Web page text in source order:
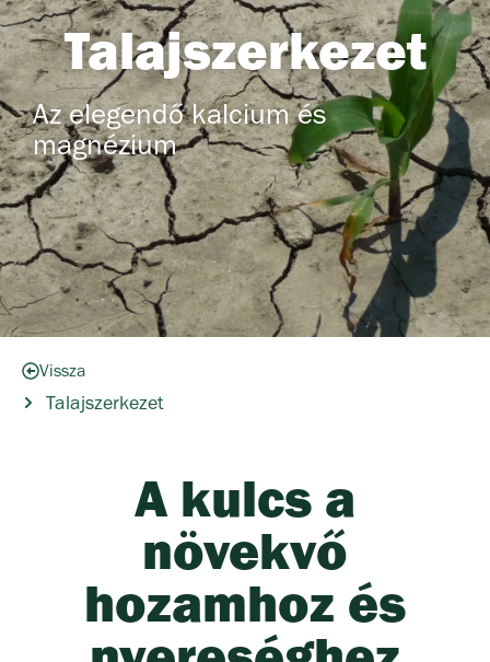
Talajszerkezet
Az elegendő kalcium és
magnézium
Vissza
Talajszerkezet
A kulcs a
növekvő
hozamhoz és